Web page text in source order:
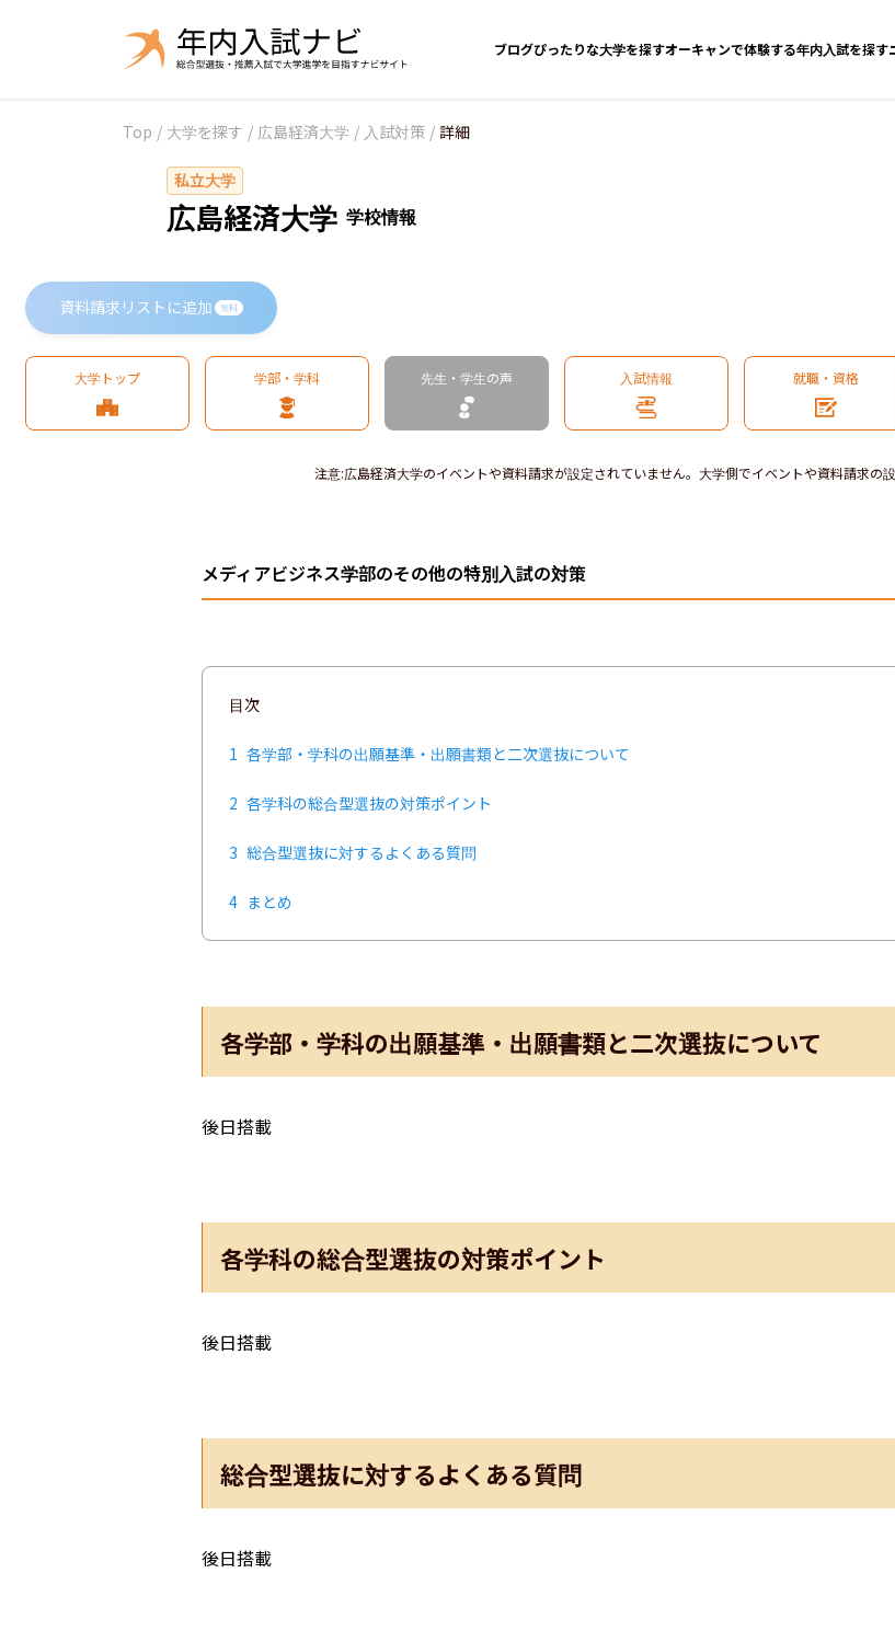
ブログぴったりな大学を探すオーキャンで体験する年内入試を探す
Top / 大学を探す / 広島経済大学 / 入試対策 / 詳細
私立大学
広島経済大学 学校情報
資料請求リストに追加 無料
大学トップ 学部・学科 先生・学生の声 入試情報 就職・資格
注意:広島経済大学のイベントや資料請求が設定されていません。大学側でイベントや資料請求の
メディアビジネス学部のその他の特別入試の対策
目次
1 各学部・学科の出願基準・出願書類と二次選抜について
2 各学科の総合型選抜の対策ポイント
3 総合型選抜に対するよくある質問
4 まとめ
各学部・学科の出願基準・出願書類と二次選抜について
後日搭載
各学科の総合型選抜の対策ポイント
後日搭載
総合型選抜に対するよくある質問
後日搭載